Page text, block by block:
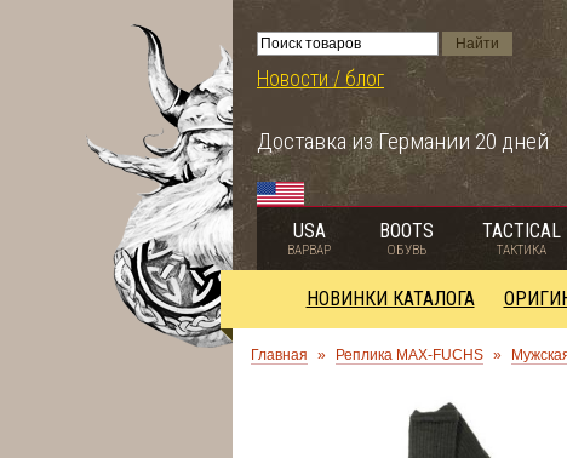
Новости / блог
Доставка из Германии 20 дней
USA
ВАРВАР
BOOTS
ОБУВЬ
TACTICAL
ТАКТИКА
НОВИНКИ КАТАЛОГА
Главная » Реплика MAX-FUCHS »